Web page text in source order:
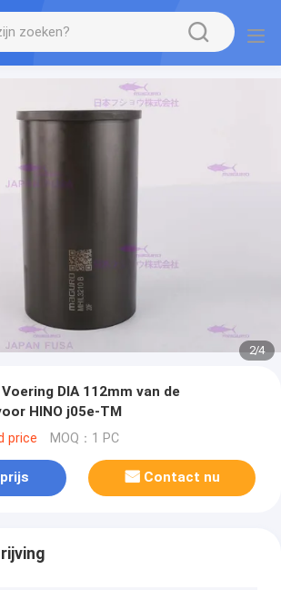
2/4
DIA 112mm van de
HINO j05e-TM
price MOQ：1 PC
Contact nu